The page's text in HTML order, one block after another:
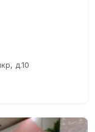
д.10